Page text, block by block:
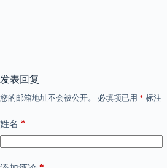
发表回复
您的邮箱地址不会被公开。 必填项已用 * 标注
姓名 *